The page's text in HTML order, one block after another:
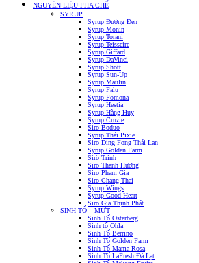
NGUYÊN LIỆU PHA CHẾ
SYRUP
Syrup Đường Đen
Syrup Monin
Syrup Torani
Syrup Teisseire
Syrup Giffard
Syrup DaVinci
Syrup Shott
Syrup Sun-Up
Syrup Maulin
Syrup Falu
Syrup Pomona
Syrup Hestia
Syrup Hàng Huy
Syrup Cruzie
Siro Boduo
Syrup Thái Pixie
Siro Ding Fong Thái Lan
Syrup Golden Farm
Sirô Trinh
Siro Thanh Hương
Siro Phạm Gia
Siro Chang Thai
Syrup Wings
Syrup Good Heart
Siro Gia Thịnh Phát
SINH TỐ – MỨT
Sinh Tố Osterberg
Sinh tố Ohla
Sinh Tố Berrino
Sinh Tố Golden Farm
Sinh Tố Mama Rosa
Sinh Tố LaFresh Đà Lạt